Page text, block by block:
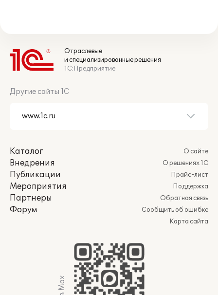
Отраслевые
и специализированные решения
1С:Предприятие
Другие сайты 1С
Каталог
Внедрения
Публикации
Мероприятия
Партнеры
Форум
О сайте
О решениях 1С
Прайс-лист
Поддержка
Обратная связь
Сообщить об ошибке
Карта сайта